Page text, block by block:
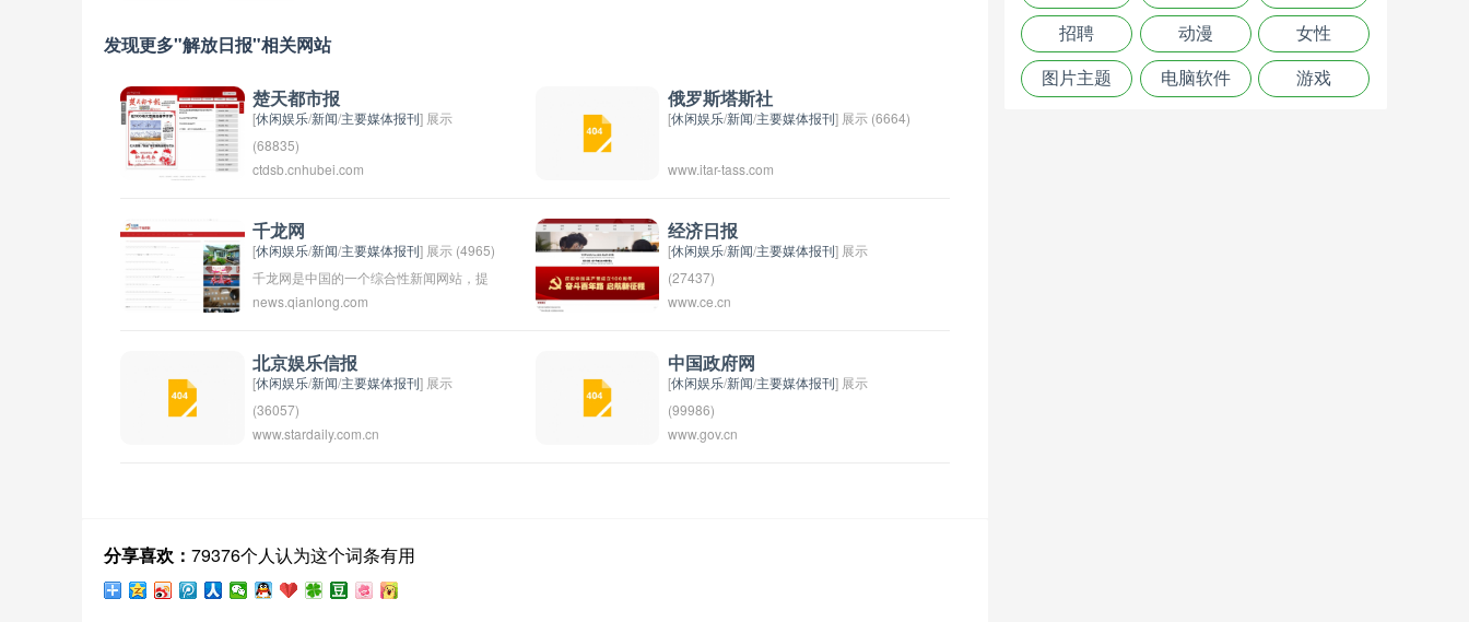
发现更多"解放日报"相关网站
楚天都市报
[休闲娱乐/新闻/主要媒体报刊] 展示
(68835)
楚天都市报是中国湖北省武汉市的一份地
的新闻媒体之一，截至目前已经有30年的
历史。该报以报道武汉市的政治、经济、
社会和文化等各方面的新闻为主，服务于
当地市民和政府部门，被誉为楚地信息门
报，每天都有大量关于武汉市的生活资讯
和活动推荐。
ctdsb.cnhubei.com
俄罗斯塔斯社
[休闲娱乐/新闻/主要媒体报刊] 展示 (6664)
www.itar-tass.com
千龙网
[休闲娱乐/新闻/主要媒体报刊] 展示 (4965)
千龙网是中国的一个综合性新闻网站，提
供最新的新闻资讯、社会事件、时事评论
一，也是国内知名的媒体机构之一。用户
可以在千龙网上获取关于政治、经济、社
会、文化等方面的信息。
news.qianlong.com
经济日报
[休闲娱乐/新闻/主要媒体报刊] 展示
(27437)
《经济日报》是中国经济部门领导的中国
闻单位或所属部门的机关报。是由中国新
闻社主办和发行的对外宣传报道商业新
闻、工业新闻、金融新闻和政治新闻为主
的日报。
www.ce.cn
北京娱乐信报
[休闲娱乐/新闻/主要媒体报刊] 展示
(36057)
北京娱乐信报是一家专门报道北京地区娱
和文化活动信息。
www.stardaily.com.cn
中国政府网
[休闲娱乐/新闻/主要媒体报刊] 展示
(99986)
中国政府网是中国政府官方网站，为公民
www.gov.cn
分享喜欢： 79376个人认为这个词条有用
招聘 动漫 女性
图片主题 电脑软件 游戏